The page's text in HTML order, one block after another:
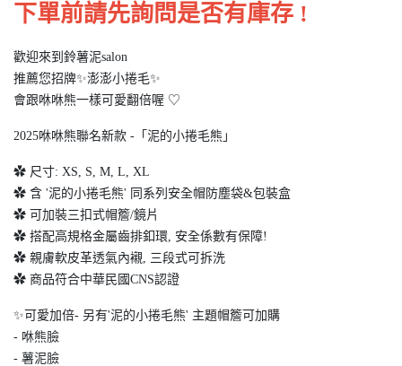
下單前請先詢問是否有庫存 !
歡迎來到鈴薯泥salon
推薦您招牌✨澎澎小捲毛✨
會跟咻咻熊一樣可愛翻倍喔 ‎♡
2025咻咻熊聯名新款 -「泥的小捲毛熊」
✿ 尺寸: XS, S, M, L, XL
✿ 含 '泥的小捲毛熊' 同系列安全帽防塵袋&包裝盒
✿ 可加裝三扣式帽簷/鏡片
✿ 搭配高規格金屬齒排釦環, 安全係數有保障!
✿ 親膚軟皮革透氣內襯, 三段式可拆洗
✿ 商品符合中華民國CNS認證
✨可愛加倍- 另有'泥的小捲毛熊' 主題帽簷可加購
- 咻熊臉
- 薯泥臉